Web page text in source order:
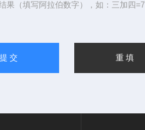
果（填写阿拉伯数字），如：三加四=7